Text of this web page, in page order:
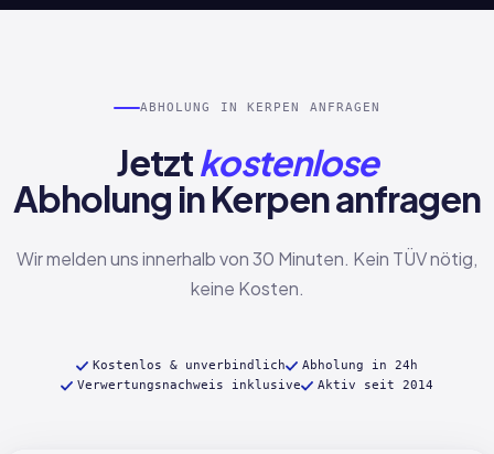
ABHOLUNG IN KERPEN ANFRAGEN
Jetztkostenlose
Abholung in Kerpen anfragen
Wir melden uns innerhalb von 30 Minuten. Kein TÜV nötig,
keine Kosten.
Kostenlos & unverbindlich
Abholung in 24h
Verwertungsnachweis inklusive
Aktiv seit 2014